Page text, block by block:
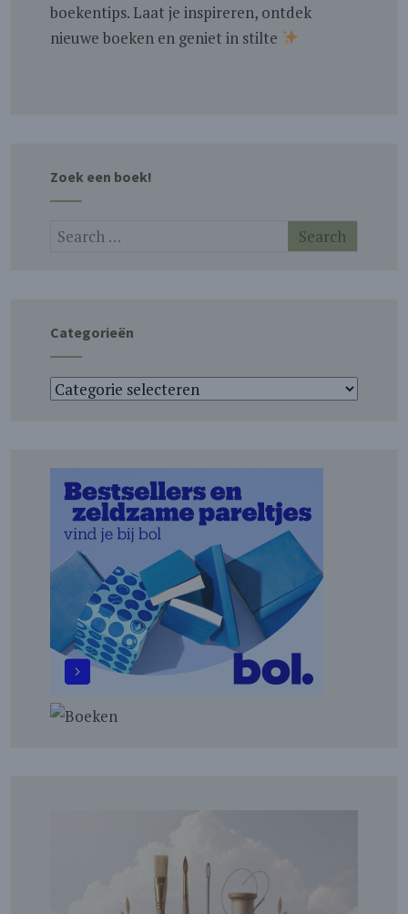
boekentips. Laat je inspireren, ontdek
nieuwe boeken en geniet in stilte
Zoek een boek!
Categorieën
Categorieën